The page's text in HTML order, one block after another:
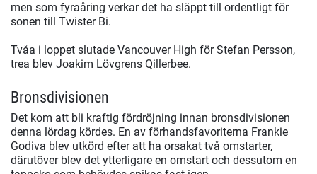
men som fyraåring verkar det ha släppt till ordentligt för
sonen till Twister Bi.
Tvåa i loppet slutade Vancouver High för Stefan Persson,
trea blev Joakim Lövgrens Qillerbee.
Bronsdivisionen
Det kom att bli kraftig fördröjning innan bronsdivisionen
denna lördag kördes. En av förhandsfavoriterna Frankie
Godiva blev utkörd efter att ha orsakat två omstarter,
därutöver blev det ytterligare en omstart och dessutom en